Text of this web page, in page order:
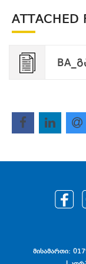
ATTACHED
მისამართი: